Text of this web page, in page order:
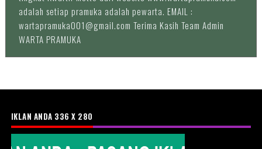
adalah setiap pramuka adalah pewarta. EMAIL :
wartapramuka001@gmail.com Terima Kasih Team Admin
WARTA PRAMUKA
IKLAN ANDA 336 X 280